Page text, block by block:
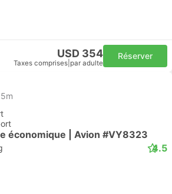
USD 354
Taxes comprises par adulte
Réserver
économique | Avion #VY8323
4.5